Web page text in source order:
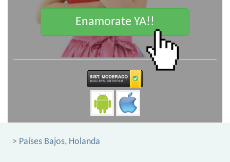
Enamorate YA!!
> Países Bajos, Holanda